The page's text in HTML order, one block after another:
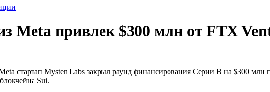
Meta привлек $300 млн от FTX
стартап Mysten Labs закрыл раунд финансирования Серии B на $300 млн
Sui.